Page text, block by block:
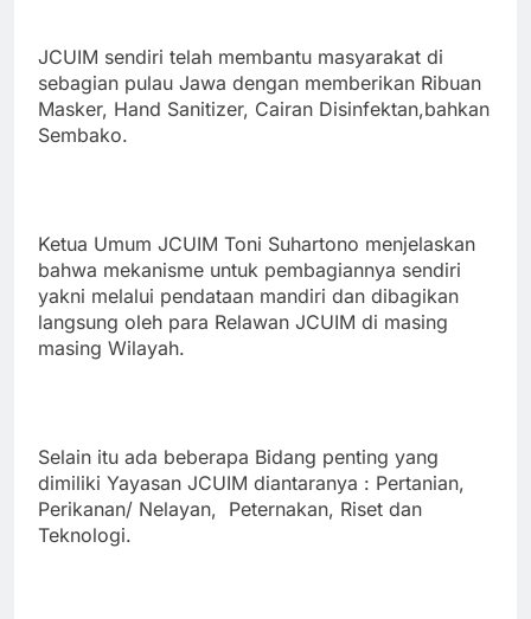
JCUIM sendiri telah membantu masyarakat di
sebagian pulau Jawa dengan memberikan Ribuan
Masker, Hand Sanitizer, Cairan Disinfektan,bahkan
Sembako.
Ketua Umum JCUIM Toni Suhartono menjelaskan
bahwa mekanisme untuk pembagiannya sendiri
yakni melalui pendataan mandiri dan dibagikan
langsung oleh para Relawan JCUIM di masing
masing Wilayah.
Selain itu ada beberapa Bidang penting yang
dimiliki Yayasan JCUIM diantaranya : Pertanian,
Perikanan/ Nelayan, Peternakan, Riset dan
Teknologi.